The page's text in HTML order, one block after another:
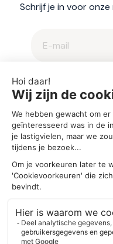
Schrijf je in voor
2025 © Aegis
Cookie-instellingen